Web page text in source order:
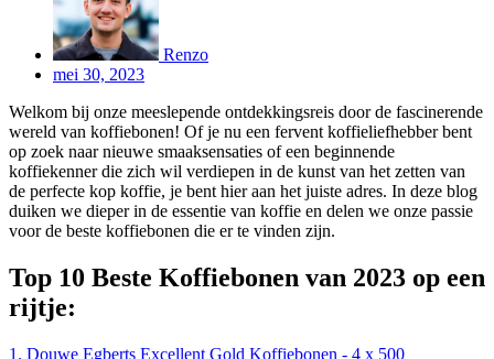
Renzo
mei 30, 2023
Welkom bij onze meeslepende ontdekkingsreis door de fascinerende
wereld van koffiebonen! Of je nu een fervent koffieliefhebber bent
op zoek naar nieuwe smaaksensaties of een beginnende
koffiekenner die zich wil verdiepen in de kunst van het zetten van
de perfecte kop koffie, je bent hier aan het juiste adres. In deze blog
duiken we dieper in de essentie van koffie en delen we onze passie
voor de beste koffiebonen die er te vinden zijn.
Top 10 Beste Koffiebonen van 2023 op een
rijtje:
1. Douwe Egberts Excellent Gold Koffiebonen - 4 x 500